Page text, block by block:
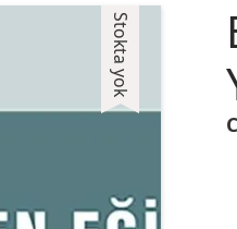
Stokta yok